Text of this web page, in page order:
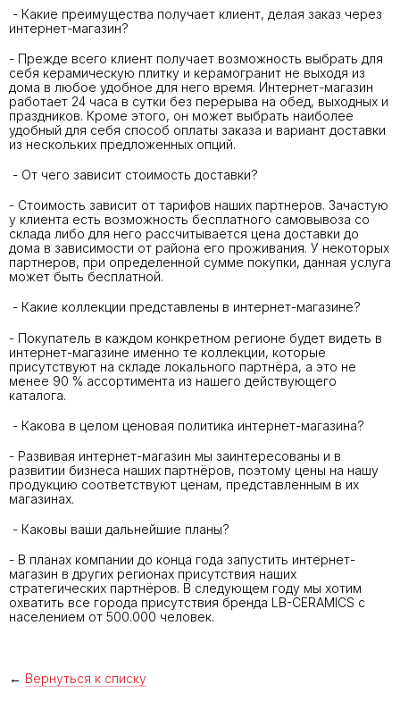
- Какие преимущества получает клиент, делая заказ через
интернет-магазин?
- Прежде всего клиент получает возможность выбрать для
себя керамическую плитку и керамогранит не выходя из
дома в любое удобное для него время. Интернет-магазин
работает 24 часа в сутки без перерыва на обед, выходных и
праздников. Кроме этого, он может выбрать наиболее
удобный для себя способ оплаты заказа и вариант доставки
из нескольких предложенных опций.
- От чего зависит стоимость доставки?
- Стоимость зависит от тарифов наших партнеров. Зачастую
у клиента есть возможность бесплатного самовывоза со
склада либо для него рассчитывается цена доставки до
дома в зависимости от района его проживания. У некоторых
партнеров, при определенной сумме покупки, данная услуга
может быть бесплатной.
- Какие коллекции представлены в интернет-магазине?
- Покупатель в каждом конкретном регионе будет видеть в
интернет-магазине именно те коллекции, которые
присутствуют на складе локального партнёра, а это не
менее 90 % ассортимента из нашего действующего
каталога.
- Какова в целом ценовая политика интернет-магазина?
- Развивая интернет-магазин мы заинтересованы и в
развитии бизнеса наших партнёров, поэтому цены на нашу
продукцию соответствуют ценам, представленным в их
магазинах.
- Каковы ваши дальнейшие планы?
- В планах компании до конца года запустить интернет-
магазин в других регионах присутствия наших
стратегических партнёров. В следующем году мы хотим
охватить все города присутствия бренда LB-CERAMICS с
населением от 500.000 человек.
← Вернуться к списку